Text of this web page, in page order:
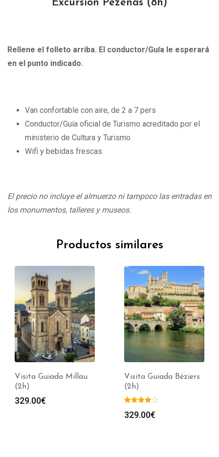
Excursión Pézenas (8h)
Rellene el folleto arriba. El conductor/Guía le esperará
en el punto indicado.
Van confortable con aire, de 2 a 7 pers
Conductor/Guía oficial de Turismo acreditado por el
ministerio de Cultura y Turismo
Wifi y bebidas frescas
El precio no incluye el almuerzo ni tampoco las entradas en
los monumentos, talleres y museos.
Productos similares
Visita Guiada Millau
(2h)
329.00€
Visita Guiada Béziers
(2h)
329.00€